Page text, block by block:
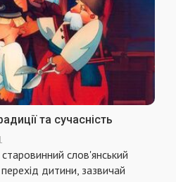
та сучасність
слов'янський
дитини, зазвичай